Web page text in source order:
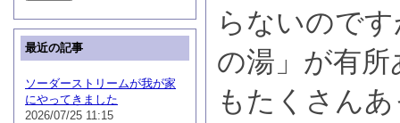
らないので
の湯」が有
もたくさん
最近の記事
ソーダーストリームが我が家
にやってきました
2026/07/25 11:15